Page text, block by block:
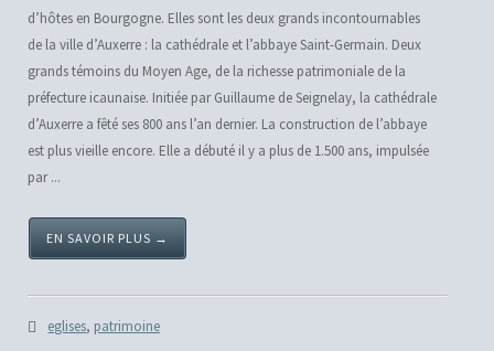
d’hôtes en Bourgogne. Elles sont les deux grands incontournables
de la ville d’Auxerre : la cathédrale et l’abbaye Saint-Germain. Deux
grands témoins du Moyen Age, de la richesse patrimoniale de la
préfecture icaunaise. Initiée par Guillaume de Seignelay, la cathédrale
d’Auxerre a fêté ses 800 ans l’an dernier. La construction de l’abbaye
est plus vieille encore. Elle a débuté il y a plus de 1.500 ans, impulsée
par ...
EN SAVOIR PLUS →
eglises, patrimoine